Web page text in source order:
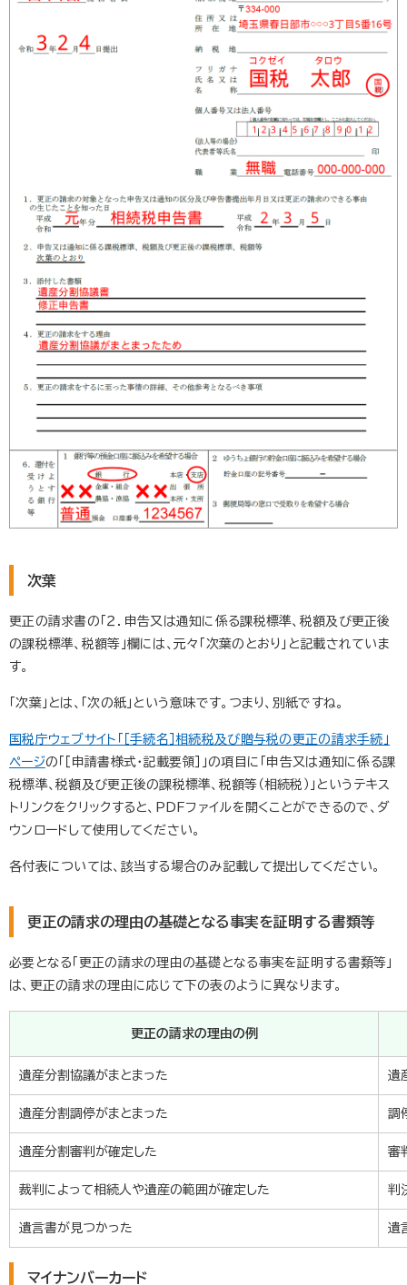
次葉
更正の請求書の「２．申告又は通知に係る課税標準、税額及び更正後
の課税標準、税額等」欄には、元々「次葉のとおり」と記載されていま
す。
「次葉」とは、「次の紙」という意味です。つまり、別紙ですね。
国税庁ウェブサイト「［手続名］相続税及び贈与税の更正の請求手続」
ページの「［申請書様式・記載要領］」の項目に「申告又は通知に係る課
税標準、税額及び更正後の課税標準、税額等（相続税）」というテキス
トリンクをクリックすると、PDFファイルを開くことができるので、ダ
ウンロードして使用してください。
各付表については、該当する場合のみ記載して提出してください。
更正の請求の理由の基礎となる事実を証明する書類等
必要となる「更正の請求の理由の基礎となる事実を証明する書類等」
は、更正の請求の理由に応じて下の表のように異なります。
更正の請求の理由の例
遺産分割協議がまとまった 遺
遺産分割調停がまとまった 調
遺産分割審判が確定した 審
裁判によって相続人や遺産の範囲が確定した 判
遺言書が見つかった 遺
マイナンバーカード